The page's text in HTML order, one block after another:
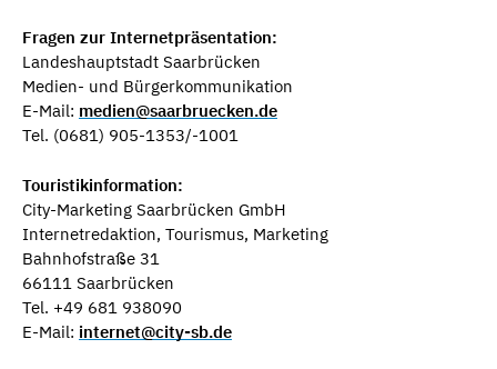
Fragen zur Internetpräsentation:
Landeshauptstadt Saarbrücken
Medien- und Bürgerkommunikation
E-Mail: medien@saarbruecken.de
Tel. (0681) 905-1353/-1001
Touristikinformation:
City-Marketing Saarbrücken GmbH
Internetredaktion, Tourismus, Marketing
Bahnhofstraße 31
66111 Saarbrücken
Tel. +49 681 938090
E-Mail: internet@city-sb.de